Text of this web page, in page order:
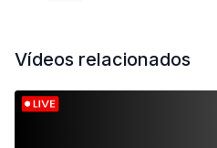
rep | Extension de triceps en
Vídeos relacionados